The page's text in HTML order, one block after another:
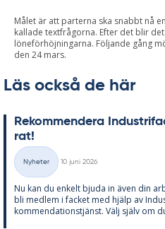
Målet är att parterna ska snabbt nå
kallade textfrågorna. Efter det blir
löneförhöjningarna. Följande gång
den 24 mars.
Läs också de här
Re­kom­men­de­ra
rat!
Kategorier
Nyheter
10 juni 2026
Nu kan du en­kelt bju­da in även din
bli med­lem i fac­ket med hjälp av
kom­men­da­tions­tjänst. Välj själv om